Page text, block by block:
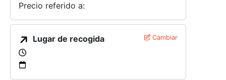
Precio referido a:
Lugar de recogida Cambiar